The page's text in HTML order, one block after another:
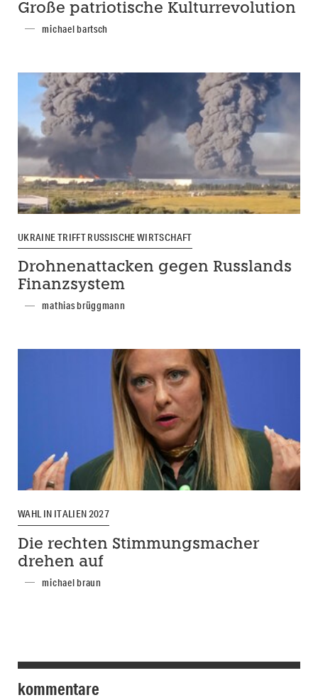
Große patriotische Kulturrevolution
michael bartsch
UKRAINE TRIFFT RUSSISCHE WIRTSCHAFT
Drohnenattacken gegen Russlands
Finanzsystem
mathias brüggmann
WAHL IN ITALIEN 2027
Die rechten Stimmungsmacher
drehen auf
michael braun
kommentare